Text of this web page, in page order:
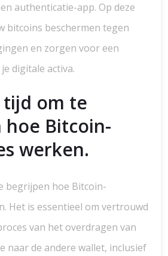
authenticatie-app. Op deze
bitcoins beschermen tegen
en zorgen voor een
digitale activa.
tijd om te
hoe Bitcoin-
werken.
begrijpen hoe Bitcoin-
Het is essentieel om vertrouwd
van het overdragen van
naar de andere wallet, inclusief